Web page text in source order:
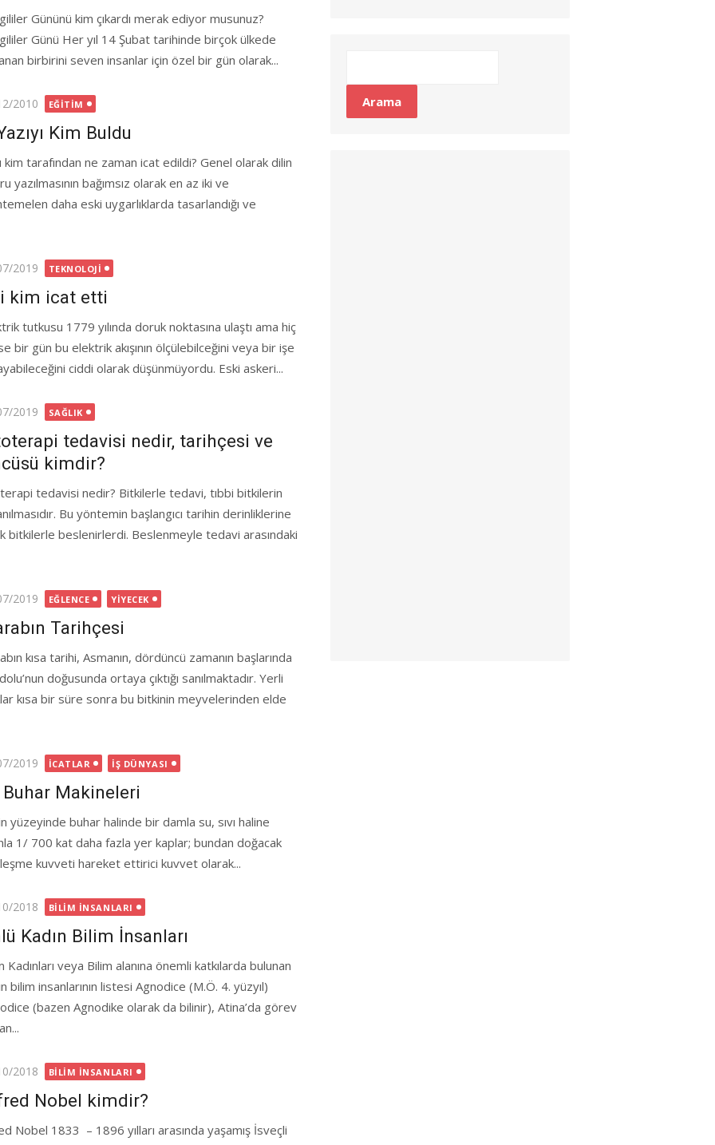
Gününü kim çıkardı merak ediyor musunuz?
Günü Her yıl 14 Şubat tarihinde birçok ülkede
birbirini seven insanlar için özel bir gün olarak...
2010 EĞITIM
Kim Buldu
kim tarafından ne zaman icat edildi? Genel olarak dilin
yazılmasının bağımsız olarak en az iki ve
daha eski uygarlıklarda tasarlandığı ve
2019 TEKNOLOJI
kim icat etti
tutkusu 1779 yılında doruk noktasına ulaştı ama hiç
bir gün bu elektrik akışının ölçülebilceğini veya bir işe
ciddi olarak düşünmüyordu. Eski askeri...
2019 SAĞLIK
tedavisi nedir, tarihçesi ve
kimdir?
tedavisi nedir? Bitkilerle tedavi, tıbbi bitkilerin
Bu yöntemin başlangıcı tarihin derinliklerine
bitkilerle beslenirlerdi. Beslenmeyle tedavi arasındaki
2019 EĞLENCE YIYECEK
Tarihçesi
kısa tarihi, Asmanın, dördüncü zamanın başlarında
doğusunda ortaya çıktığı sanılmaktadır. Yerli
kısa bir süre sonra bu bitkinin meyvelerinden elde
2019 İCATLAR İŞ DÜNYASI
Makineleri
yüzeyinde buhar halinde bir damla su, sıvı haline
1/ 700 kat daha fazla yer kaplar; bundan doğacak
kuvveti hareket ettirici kuvvet olarak...
2018 BILIM İNSANLARI
Kadın Bilim İnsanları
Kadınları veya Bilim alanına önemli katkılarda bulunan
bilim insanlarının listesi Agnodice (M.Ö. 4. yüzyıl)
(bazen Agnodike olarak da bilinir), Atina’da görev
2018 BILIM İNSANLARI
Nobel kimdir?
Nobel 1833 – 1896 yılları arasında yaşamış İsveçli